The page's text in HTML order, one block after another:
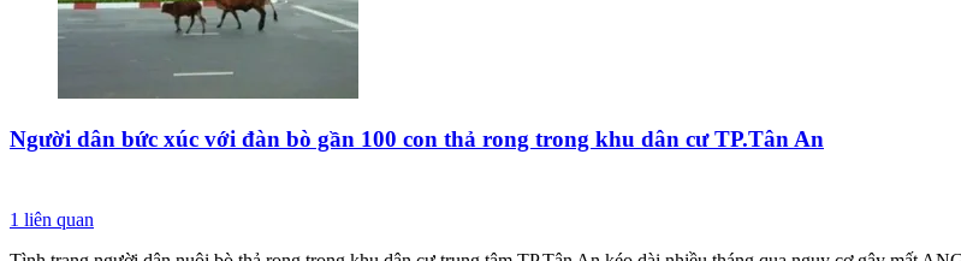
Người dân bức xúc với đàn bò gần 100 con thả rong trong khu dân cư TP.Tân An
1 liên quan